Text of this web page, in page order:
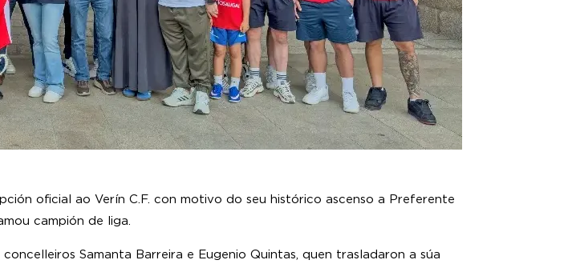
oficial ao Verín C.F. con motivo do seu histórico ascenso a Preferente
campión de liga.
Samanta Barreira e Eugenio Quintas, quen trasladaron a súa